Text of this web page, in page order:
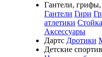
Гантели,
Гантели Гири
атлетики
Аксессуары
Дартс Дротики
Детские